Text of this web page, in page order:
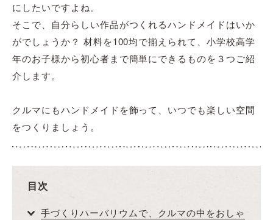
にしたいですよね。
そこで、自分らしい作品がつくれるハンドメイドはいか
がでしょうか？ 材料を100均で揃えられて、小学校高学
年のお子様から初心者まで簡単にできるものを３つご紹
介します。
クルマにもハンドメイドを飾って、いつでも楽しい空間
をつくりましょう。
目次
手づくりハーバリウムで、クルマの中をおしゃ